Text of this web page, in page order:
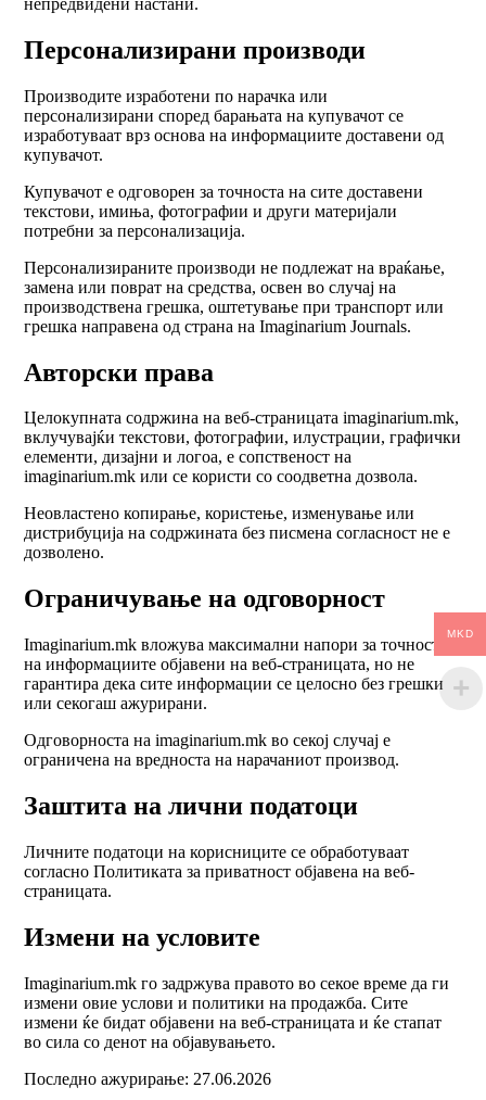
Персонализирани производи
Производите изработени по нарачка или
персонализирани според барањата на купувачот се
изработуваат врз основа на информациите доставени од
купувачот.
Купувачот е одговорен за точноста на сите доставени
текстови, имиња, фотографии и други материјали
потребни за персонализација.
Персонализираните производи не подлежат на враќање,
замена или поврат на средства, освен во случај на
производствена грешка, оштетување при транспорт или
грешка направена од страна на Imaginarium Journals.
Авторски права
Целокупната содржина на веб-страницата imaginarium.mk,
вклучувајќи текстови, фотографии, илустрации, графички
елементи, дизајни и логоа, е сопственост на
imaginarium.mk или се користи со соодветна дозвола.
Неовластено копирање, користење, изменување или
дистрибуција на содржината без писмена согласност не е
дозволено.
Ограничување на одговорност
Imaginarium.mk вложува максимални напори за точноста
на информациите објавени на веб-страницата, но не
гарантира дека сите информации се целосно без грешки
или секогаш ажурирани.
Одговорноста на imaginarium.mk во секој случај е
ограничена на вредноста на нарачаниот производ.
Заштита на лични податоци
Личните податоци на корисниците се обработуваат
согласно Политиката за приватност објавена на веб-
страницата.
Измени на условите
Imaginarium.mk го задржува правото во секое време да ги
измени овие услови и политики на продажба. Сите
измени ќе бидат објавени на веб-страницата и ќе стапат
во сила со денот на објавувањето.
Последно ажурирање: 27.06.2026
MKD